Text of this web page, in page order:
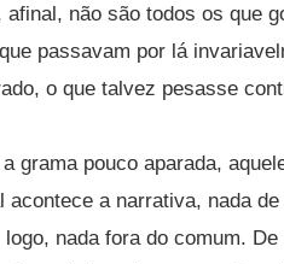
afinal, não são todos os que
passavam por lá
o que talvez pesasse
grama pouco aparada,
acontece a narrativa, nada
nada fora do comum.